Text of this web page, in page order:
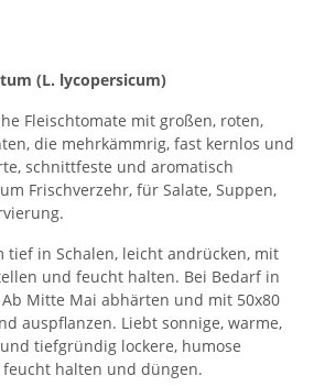
(L. lycopersicum)
Fleischtomate mit großen, roten,
die mehrkämmrig, fast kernlos und
schnittfeste und aromatisch
Frischverzehr, für Salate, Suppen,
tief in Schalen, leicht andrücken, mit
und feucht halten. Bei Bedarf in
Mitte Mai abhärten und mit 50x80
auspflanzen. Liebt sonnige, warme,
tiefgründig lockere, humose
halten und düngen.